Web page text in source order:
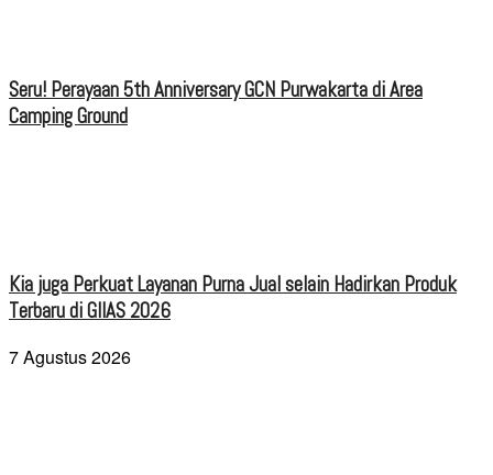
Seru! Perayaan 5th Anniversary GCN Purwakarta di Area
Camping Ground
Kia juga Perkuat Layanan Purna Jual selain Hadirkan Produk
Terbaru di GIIAS 2026
7 Agustus 2026